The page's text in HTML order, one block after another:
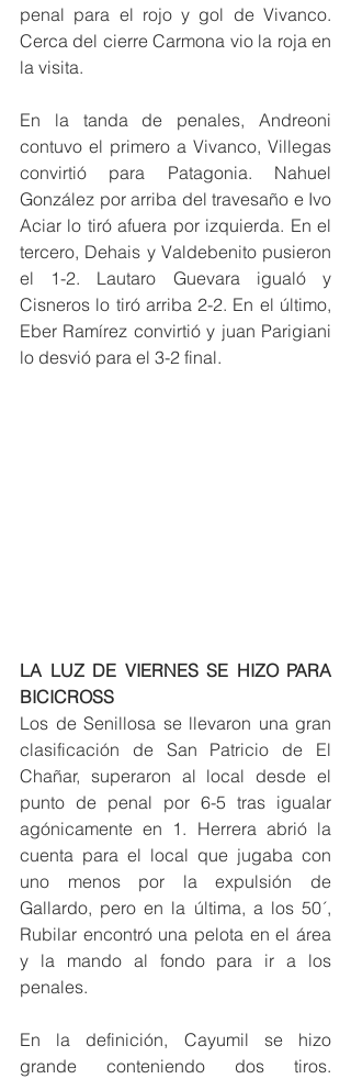
penal para el rojo y gol de Vivanco.
Cerca del cierre Carmona vio la roja en
la visita.
En la tanda de penales, Andreoni
contuvo el primero a Vivanco, Villegas
convirtió para Patagonia. Nahuel
González por arriba del travesaño e Ivo
Aciar lo tiró afuera por izquierda. En el
tercero, Dehais y Valdebenito pusieron
el 1-2. Lautaro Guevara igualó y
Cisneros lo tiró arriba 2-2. En el último,
Eber Ramírez convirtió y juan Parigiani
lo desvió para el 3-2 final.
LA LUZ DE VIERNES SE HIZO PARA
BICICROSS
Los de Senillosa se llevaron una gran
clasificación de San Patricio de El
Chañar, superaron al local desde el
punto de penal por 6-5 tras igualar
agónicamente en 1. Herrera abrió la
cuenta para el local que jugaba con
uno menos por la expulsión de
Gallardo, pero en la última, a los 50´,
Rubilar encontró una pelota en el área
y la mando al fondo para ir a los
penales.
En la definición, Cayumil se hizo
grande conteniendo dos tiros.